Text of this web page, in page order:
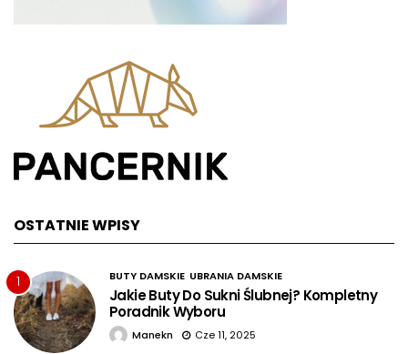
OSTATNIE WPISY
1 BUTY DAMSKIE UBRANIA DAMSKIE
Jakie Buty Do Sukni Ślubnej? Kompletny
Poradnik Wyboru
Manekn Cze 11, 2025